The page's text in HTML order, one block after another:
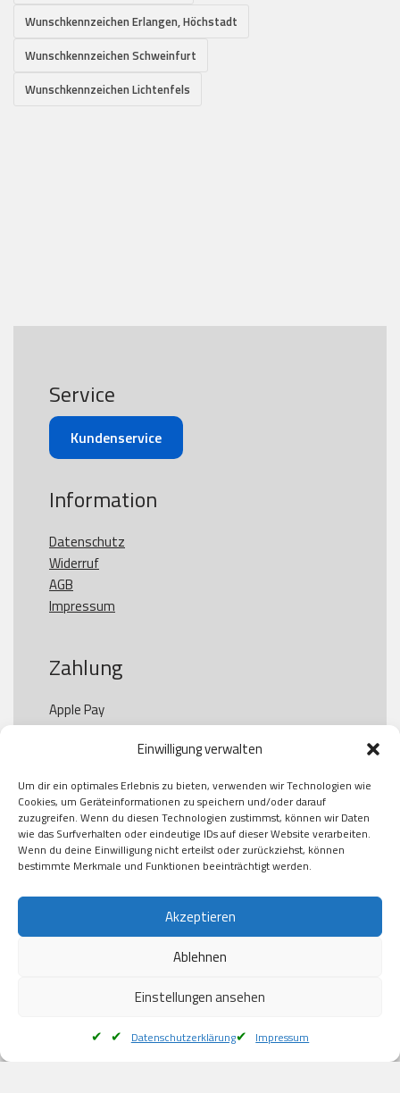
Einwilligung verwalten
Um dir ein optimales Erlebnis zu bieten, verwenden wir Technologien wie
Cookies, um Geräteinformationen zu speichern und/oder darauf
zuzugreifen. Wenn du diesen Technologien zustimmst, können wir Daten
wie das Surfverhalten oder eindeutige IDs auf dieser Website verarbeiten.
Wenn du deine Einwilligung nicht erteilst oder zurückziehst, können
bestimmte Merkmale und Funktionen beeinträchtigt werden.
Akzeptieren
Ablehnen
Einstellungen ansehen
Datenschutzerklärung Impressum
Wunschkennzeichen Erlangen, Höchstadt
Wunschkennzeichen Schweinfurt
Wunschkennzeichen Lichtenfels
Service
Kundenservice
Information
Datenschutz
Widerruf
AGB
Impressum
Zahlung
Apple Pay
Paypal
Kauf auf Rechung
Klarna
American Express